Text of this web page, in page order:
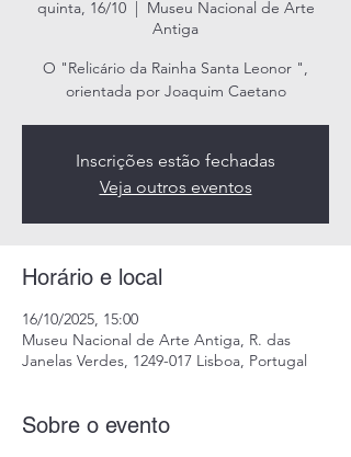
quinta, 16/10
  |
Museu Nacional de Arte
Antiga
O "Relicário da Rainha Santa Leonor ",
orientada por Joaquim Caetano
Inscrições estão fechadas
Veja outros eventos
Horário e local
16/10/2025, 15:00
Museu Nacional de Arte Antiga, R. das
Janelas Verdes, 1249-017 Lisboa, Portugal
Sobre o evento